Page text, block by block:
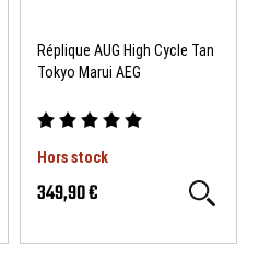
Réplique AUG High Cycle Tan
Tokyo Marui AEG
Hors stock
349,90 €